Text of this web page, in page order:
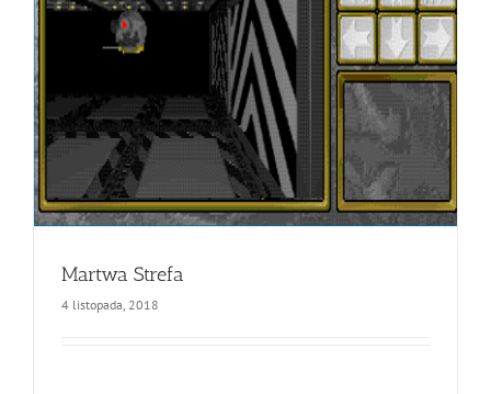
Martwa Strefa
4 listopada, 2018